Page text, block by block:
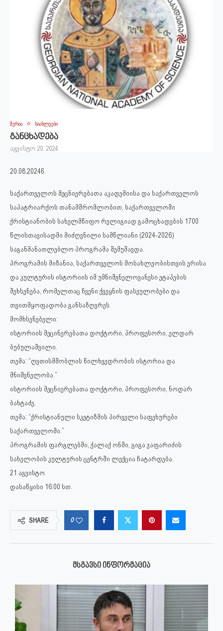
მერია სიახლეები
განცხადება
აგვისტო 20, 2024
20.08.2024წ.
საქართველოს მეცნიერებათა აკადემიისა და საქართველოს
საპატრიარქოს თანამშრომლობით, საქართველოში
ქრისტიანობის სახელმწიფო რელიგიად გამოცხადების 1700
წლისთავისადმი მიძღვნილი სამწლიანი (2024-2026)
საგანმანათლებლო პროგრამა შემუშავდა.
პროგრამის მიზანია, საქართველოს მოსახლეობისთვის ერისა
და კულტურის ისტორიის იმ უმნიშვნელოვანესი ეტაპების
შეხსენება, რომელთაც ჩვენი ქვეყნის ფასეულობები და
თვითმყოფადობა განსაზღვრეს.
მომხსენებელი:
ისტორიის მეცინერებათა დოქტორი, პროფესორი, ელდარ
ბუბულაშვილი.
თემა: “ღვთისმშობლის წილხვედრობის ისტორია და
მნიშვნელობა.”
ისტორიის მეცნიერებათა დოქტორი, პროფესორი, ნოდარ
ბახტაძე.
თემა: “ქრისტიანული სკეტიზმის პირველი საფეხურები
საქართველოში.”
პროგრამის ფარგლებში, ქალაქ ონში, გიგა ჯაფარიძის
სახელობის კულტურის ცენტრში ლექცია ჩატარდება.
21 აგვისტო
დასაწყისი 16:00 სთ.
SHARE 0
ᲛᲡᲒᲐᲕᲡᲘ ᲘᲜᲤᲝᲠᲛᲐᲪᲘᲐ